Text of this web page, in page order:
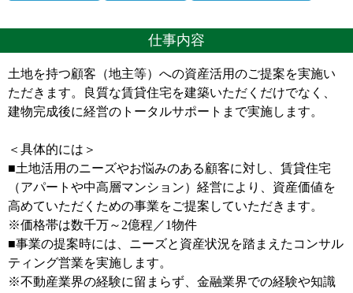
仕事内容
土地を持つ顧客（地主等）への資産活用のご提案を実施い
ただきます。良質な賃貸住宅を建築いただくだけでなく、
建物完成後に経営のトータルサポートまで実施します。
＜具体的には＞
■土地活用のニーズやお悩みのある顧客に対し、賃貸住宅
（アパートや中高層マンション）経営により、資産価値を
高めていただくための事業をご提案していただきます。
※価格帯は数千万～2億程／1物件
■事業の提案時には、ニーズと資産状況を踏まえたコンサル
ティング営業を実施します。
※不動産業界の経験に留まらず、金融業界での経験や知識